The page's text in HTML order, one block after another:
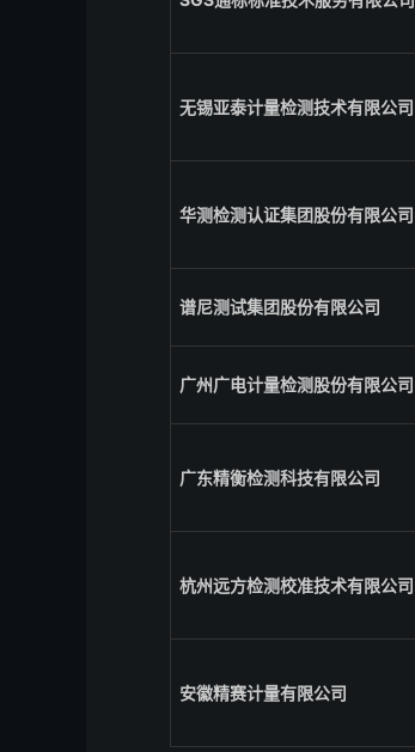
无锡亚泰计量检测技术有限公司
华测检测认证集团股份有限公司
谱尼测试集团股份有限公司
广州广电计量检测股份有限公司
广东精衡检测科技有限公司
杭州远方检测校准技术有限公司
安徽精赛计量有限公司